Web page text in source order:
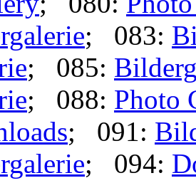
; 080:
; 083:
; 085:
; 088: Photo
; 091:
; 094: